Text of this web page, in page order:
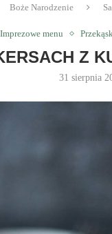
Boże Narodzenie
Imprezowe menu
Z
31 sierpnia